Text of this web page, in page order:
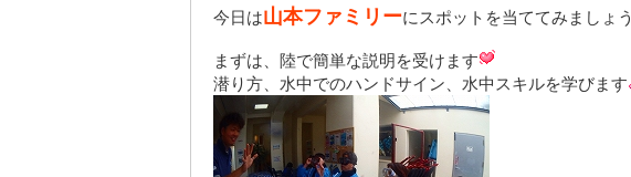
今日は山本ファミリーにスポットを当ててみましょう
まずは、陸で簡単な説明を受けます
潜り方、水中でのハンドサイン、水中スキルを学びます